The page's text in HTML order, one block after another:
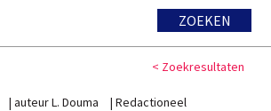
ZOEKEN
< Zoekresultaten
auteur L. Douma Redactioneel